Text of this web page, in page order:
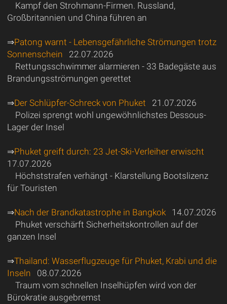
Kampf den Strohmann-Firmen. Russland,
Großbritannien und China führen an
⇒Patong warnt - Lebensgefährliche Strömungen trotz
Sonnenschein 22.07.2026
Rettungsschwimmer alarmieren - 33 Badegäste aus
Brandungsströmungen gerettet
⇒Der Schlüpfer-Schreck von Phuket 21.07.2026
Polizei sprengt wohl ungewöhnlichstes Dessous-
Lager der Insel
⇒Phuket greift durch: 23 Jet-Ski-Verleiher erwischt
17.07.2026
Höchststrafen verhängt - Klarstellung Bootslizenz
für Touristen
⇒Nach der Brandkatastrophe in Bangkok14.07.2026
Phuket verschärft Sicherheitskontrollen auf der
ganzen Insel
⇒Thailand: Wasserflugzeuge für Phuket, Krabi und die
Inseln 08.07.2026
Traum vom schnellen Inselhüpfen wird von der
Bürokratie ausgebremst